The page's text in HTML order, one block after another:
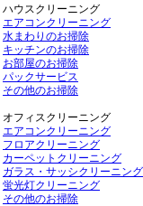
ハウスクリーニング
エアコンクリーニング
水まわりのお掃除
キッチンのお掃除
お部屋のお掃除
パックサービス
その他のお掃除
オフィスクリーニング
エアコンクリーニング
フロアクリーニング
カーペットクリーニング
ガラス・サッシクリーニング
蛍光灯クリーニング
その他のお掃除